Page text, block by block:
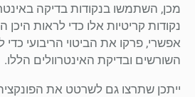
מכן, השתמשו בנקודות בדיקה
נקודות קריטיות אלו כדי לראות היכן
אפשרי, פרקו את הביטוי הריבועי
השורשים ובדיקת האינטרוולים הללו.
ייתכן שתרצו גם לשרטט את